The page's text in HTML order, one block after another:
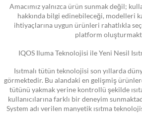
Amacımız yalnızca ürün sunmak değil;
hakkında bilgi edinebileceği, modelleri
ihtiyaçlarına uygun ürünleri rahatlıkla
platform
IQOS Iluma Teknolojisi ile Yeni Nesil
Isıtmalı tütün teknolojisi son yıllarda
görmektedir. Bu alandaki en gelişmiş
tütünü yakmak yerine kontrollü şekilde
kullanıcılarına farklı bir deneyim
System adı verilen manyetik ısıtma